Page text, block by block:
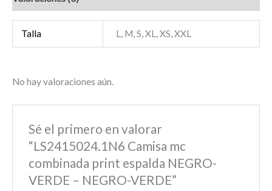
Talla L, M, S, XL, XS, XXL
No hay valoraciones aún.
Sé el primero en valorar
“LS2415024.1N6 Camisa mc
combinada print espalda NEGRO-
VERDE – NEGRO-VERDE”